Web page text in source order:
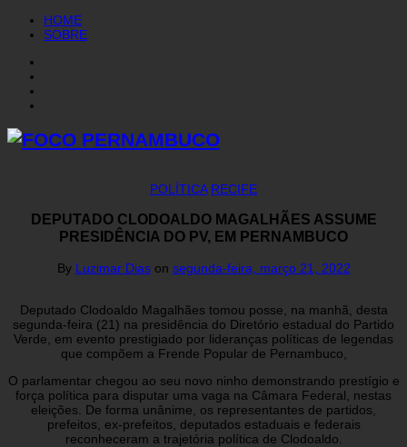
HOME
SOBRE
POLÍTICA RECIFE
DEPUTADO CLODOALDO MAGALHÃES ASSUME
PRESIDÊNCIA DO PV, EM PERNAMBUCO
By Luzimar Dias on segunda-feira, março 21, 2022
Deputado Clodoaldo Magalhães tomou posse, na manhã, desta
segunda-feira (21) na presidência do Diretório estadual do Partido
Verde, em evento prestigiado por lideranças políticas de legendas
que compõem a Frende Popular de Pernambuco,
O parlamentar chegou ao seu novo ninho demonstrando prestígio e
força política para disputar uma vaga na Câmara Federal, nestas
eleições. De forma unânime, os representantes de partidos,
prefeitos, ex-prefeitos, deputados estaduais e federais
reconheceram a trajetória política de Clodoaldo.